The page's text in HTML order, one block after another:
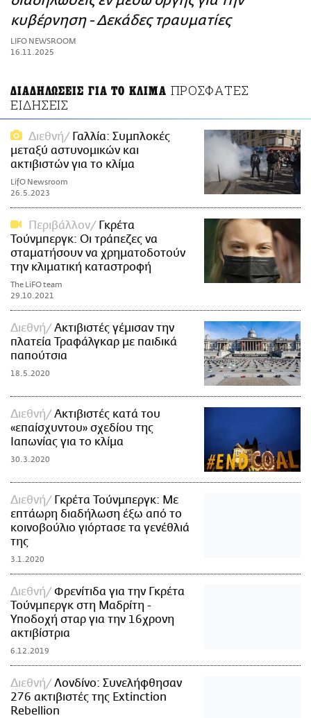
ΑΜΠΑ
PRINT
κυβέρνηση - Δεκάδες τραυματίες
LIFO NEWSROOM
16.11.2025
ΔΙΑΔΗΛΩΣΕΙΣ ΓΙΑ ΤΟ ΚΛΙΜΑ ΠΡΟΣΦΑΤΕΣ
ΕΙΔΗΣΕΙΣ
Διεθνή
Γαλλία: Συμπλοκές
μεταξύ αστυνομικών και
ακτιβιστών για το κλίμα
LifO Newsroom
26.5.2023
Περιβάλλον
Γκρέτα
Τούνμπεργκ: Οι τράπεζες να
σταματήσουν να χρηματοδοτούν
την κλιματική καταστροφή
The LiFO team
29.10.2021
Διεθνή
Ακτιβιστές γέμισαν την
πλατεία Τραφάλγκαρ με παιδικά
παπούτσια
18.5.2020
Διεθνή
Ακτιβιστές κατά του
«επαίσχυντου» σχεδίου της
Ιαπωνίας για το κλίμα
30.3.2020
Διεθνή
Γκρέτα Τούνμπεργκ: Με
επτάωρη διαδήλωση έξω από το
κοινοβούλιο γιόρτασε τα γενέθλιά
της
3.1.2020
Διεθνή
Φρενίτιδα για την Γκρέτα
Τούνμπεργκ στη Μαδρίτη -
Υποδοχή σταρ για την 16χρονη
ακτιβίστρια
6.12.2019
Διεθνή
Λονδίνο: Συνελήφθησαν
276 ακτιβιστές της Extinction
Rebellion